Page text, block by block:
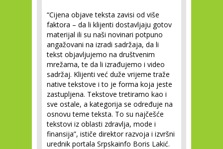
“Cijena objave teksta zavisi od više
faktora – da li klijenti dostavljaju gotov
materijal ili su naši novinari potpuno
angažovani na izradi sadržaja, da li
tekst objavljujemo na društvenim
mrežama, te da li izrađujemo i video
sadržaj. Klijenti već duže vrijeme traže
native tekstove i to je forma koja jeste
zastupljena. Tekstove tretiramo kao i
sve ostale, a kategorija se određuje na
osnovu teme teksta. To su najčešće
tekstovi iz oblasti zdravlja, mode i
finansija”, ističe direktor razvoja i izvršni
urednik portala Srpskainfo Boris Lakić.